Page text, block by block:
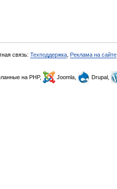
связь: Техподдержка Реклама на сайте
на PHP, Joomla, Drupal,